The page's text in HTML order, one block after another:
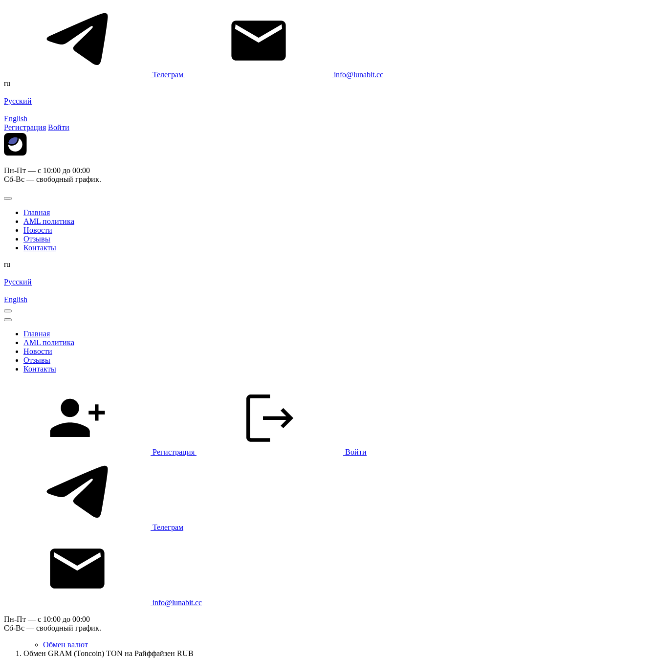
Телеграм
info@lunabit.cc
ru
Русский
English
Регистрация Войти
Пн-Пт — c 10:00 до 00:00
Сб-Вс — свободный график.
Главная
AML политика
Новости
Отзывы
Контакты
ru
Русский
English
Главная
AML политика
Новости
Отзывы
Контакты
Регистрация Войти
Телеграм
info@lunabit.cc
Пн-Пт — c 10:00 до 00:00
Сб-Вс — свободный график.
Обмен валют
Обмен GRAM (Toncoin) TON на Райффайзен RUB